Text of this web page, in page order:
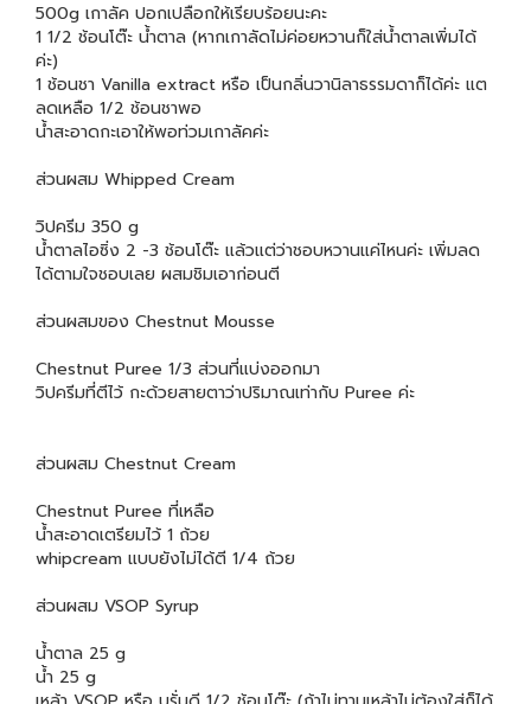
500g เกาลัค ปอกเปลือกให้เรียบร้อยนะคะ
1 1/2 ช้อนโต๊ะ น้ำตาล (หากเกาลัดไม่ค่อยหวานก็ใส่น้ำตาลเพิ่มได้
ค่ะ)
1 ช้อนชา Vanilla extract หรือ เป็นกลิ่นวานิลาธรรมดาก็ได้ค่ะ แต
ลดเหลือ 1/2 ช้อนชาพอ
น้ำสะอาดกะเอาให้พอท่วมเกาลัคค่ะ
ส่วนผสม Whipped Cream
วิปครีม 350 g
น้ำตาลไอซิ่ง 2 -3 ช้อนโต๊ะ แล้วแต่ว่าชอบหวานแค่ไหนค่ะ เพิ่มลด
ได้ตามใจชอบเลย ผสมชิมเอาก่อนตี
ส่วนผสมของ Chestnut Mousse
Chestnut Puree 1/3 ส่วนที่แบ่งออกมา
วิปครีมที่ตีไว้ กะด้วยสายตาว่าปริมาณเท่ากับ Puree ค่ะ
ส่วนผสม Chestnut Cream
Chestnut Puree ที่เหลือ
น้ำสะอาดเตรียมไว้ 1 ถ้วย
whipcream แบบยังไม่ได้ตี 1/4 ถ้วย
ส่วนผสม VSOP Syrup
น้ำตาล 25 g
น้ำ 25 g